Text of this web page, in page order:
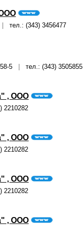
тел.: (343) 3456477
58-5 тел.: (343) 3505855
, ООО
2210282
, ООО
2210282
, ООО
2210282
, ООО